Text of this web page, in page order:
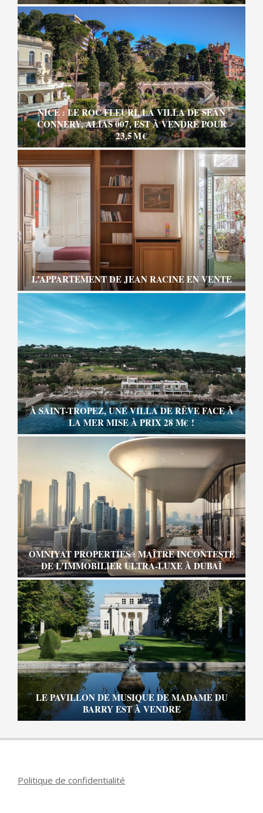
NICE : LE ROC FLEURI, LA VILLA DE SEAN
CONNERY, ALIAS 007, EST À VENDRE POUR
23,5 M €
L’APPARTEMENT DE JEAN RACINE EN VENTE
À SAINT-TROPEZ, UNE VILLA DE RÊVE FACE À
LA MER MISE À PRIX 28 M€ !
OMNIYAT PROPERTIES : MAÎTRE INCONTESTÉ
DE L’IMMOBILIER ULTRA-LUXE À DUBAÏ
LE PAVILLON DE MUSIQUE DE MADAME DU
BARRY EST À VENDRE
Politique de confidentialité